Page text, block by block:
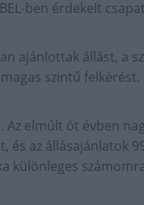
ben érdekelt
ajánlottak állást, a
szintű felkérést.
elmúlt öt évben
és az állásajánlatok
különleges